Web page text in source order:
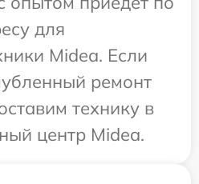
для
Midea. Если
ремонт
технику в
центр Midea.